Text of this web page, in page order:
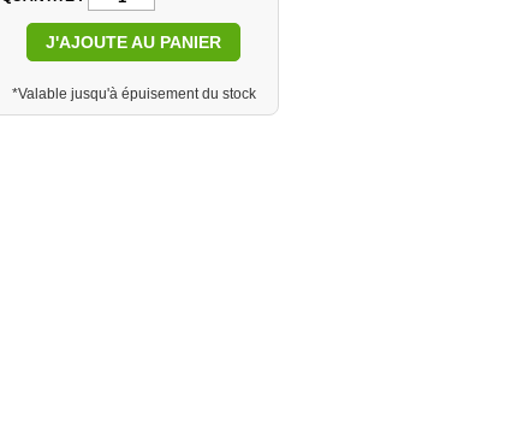
J'AJOUTE AU PANIER
*Valable jusqu'à épuisement du stock